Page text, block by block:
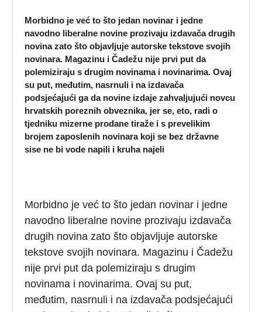
Morbidno je već to što jedan novinar i jedne
navodno liberalne novine prozivaju izdavača drugih
novina zato što objavljuje autorske tekstove svojih
novinara. Magazinu i Čadežu nije prvi put da
polemiziraju s drugim novinama i novinarima. Ovaj
su put, međutim, nasrnuli i na izdavača
podsjećajući ga da novine izdaje zahvaljujući novcu
hrvatskih poreznih obveznika, jer se, eto, radi o
tjedniku mizerne prodane tiraže i s prevelikim
brojem zaposlenih novinara koji se bez državne
sise ne bi vode napili i kruha najeli
Morbidno je već to što jedan novinar i jedne
navodno liberalne novine prozivaju izdavača
drugih novina zato što objavljuje autorske
tekstove svojih novinara. Magazinu i Čadežu
nije prvi put da polemiziraju s drugim
novinama i novinarima. Ovaj su put,
međutim, nasrnuli i na izdavača podsjećajući